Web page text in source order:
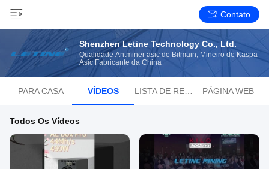
Contato
Shenzhen Letine Technology Co., Ltd.
Qualidade Antminer asic de Bitmain, Mineiro de Kaspa
Asic Fabricante da China
PARA CASA VÍDEOS PÁGINA WEB
Todos Os Vídeos